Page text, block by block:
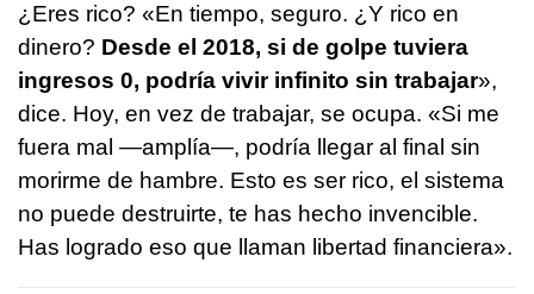
¿Eres rico? «En tiempo, seguro. ¿Y rico en
dinero? Desde el 2018, si de golpe tuviera
ingresos 0, podría vivir infinito sin trabajar»,
dice. Hoy, en vez de trabajar, se ocupa. «Si me
fuera mal —amplía—, podría llegar al final sin
morirme de hambre. Esto es ser rico, el sistema
no puede destruirte, te has hecho invencible.
Has logrado eso que llaman libertad financiera».